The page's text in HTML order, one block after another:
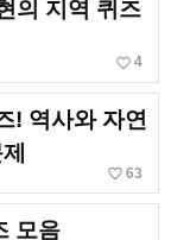
의 지역 퀴즈
favorite_border 4
! 역사와 자연
favorite_border 63
모음